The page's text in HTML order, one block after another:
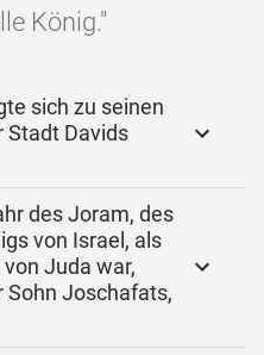
König."
sich zu seinen
Stadt Davids
des Joram, des
von Israel, als
Juda war,
Sohn Joschafats,